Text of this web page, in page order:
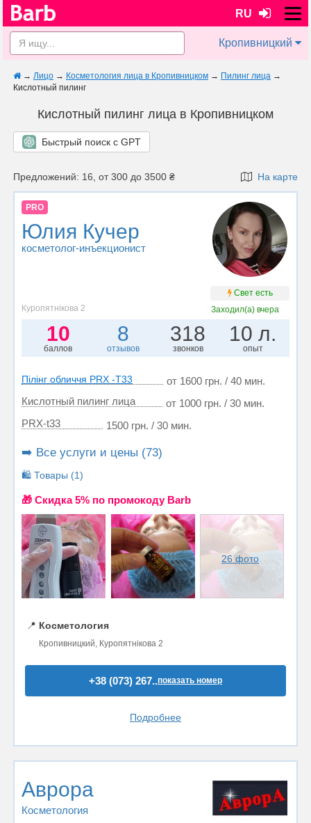
RU
Кропивницкий
→ Лицо → Косметология лица в Кропивницком → Пилинг лица →
Кислотный пилинг
Кислотный пилинг лица в Кропивницком
Быстрый поиск с GPT
Предложений: 16, от 300 до 3500 ₴ На карте
PRO
Юлия Кучер
косметолог-инъекционист
Свет есть
Куропятнікова 2
Заходил(а) вчера
10
баллов
8
отзывов
318
звонков
10 л.
опыт
Пілінг обличчя PRX -T33
от 1600 грн. / 40 мин.
Кислотный пилинг лица
от 1000 грн. / 30 мин.
PRX-t33
1500 грн. / 30 мин.
➡️ Все услуги и цены (73)
🛍️ Товары (1)
🎁 Cкидка 5% по промокоду Barb
26 фото
📍 Косметология
Кропивницкий, Куропятнікова 2
+38 (073) 267..показать номер
Подробнее
Аврора
Косметология